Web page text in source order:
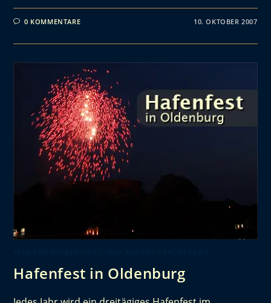
0 KOMMENTARE 10. OKTOBER 2007
Hafenfest in Oldenburg